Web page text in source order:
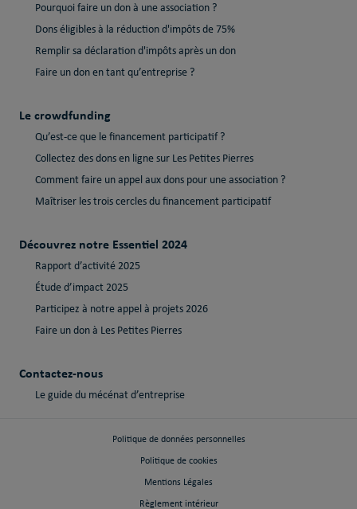
Pourquoi faire un don à une association ?
Dons éligibles à la réduction d'impôts de 75%
Remplir sa déclaration d'impôts après un don
Faire un don en tant qu’entreprise ?
Le crowdfunding
Qu’est-ce que le financement participatif ?
Collectez des dons en ligne sur Les Petites Pierres
Comment faire un appel aux dons pour une association ?
Maîtriser les trois cercles du financement participatif
Découvrez notre Essentiel 2024
Rapport d’activité 2025
Étude d’impact 2025
Participez à notre appel à projets 2026
Faire un don à Les Petites Pierres
Contactez-nous
Le guide du mécénat d’entreprise
Politique de données personnelles
Politique de cookies
Mentions Légales
Règlement intérieur